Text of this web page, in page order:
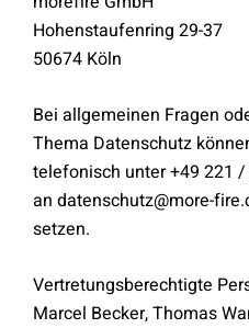
Hohenstaufenring 29-37
50674 Köln
Bei allgemeinen Fragen
Thema Datenschutz
telefonisch unter +49 221
an datenschutz@more-
setzen.
Vertretungsberechtigte
Marcel Becker, Thomas